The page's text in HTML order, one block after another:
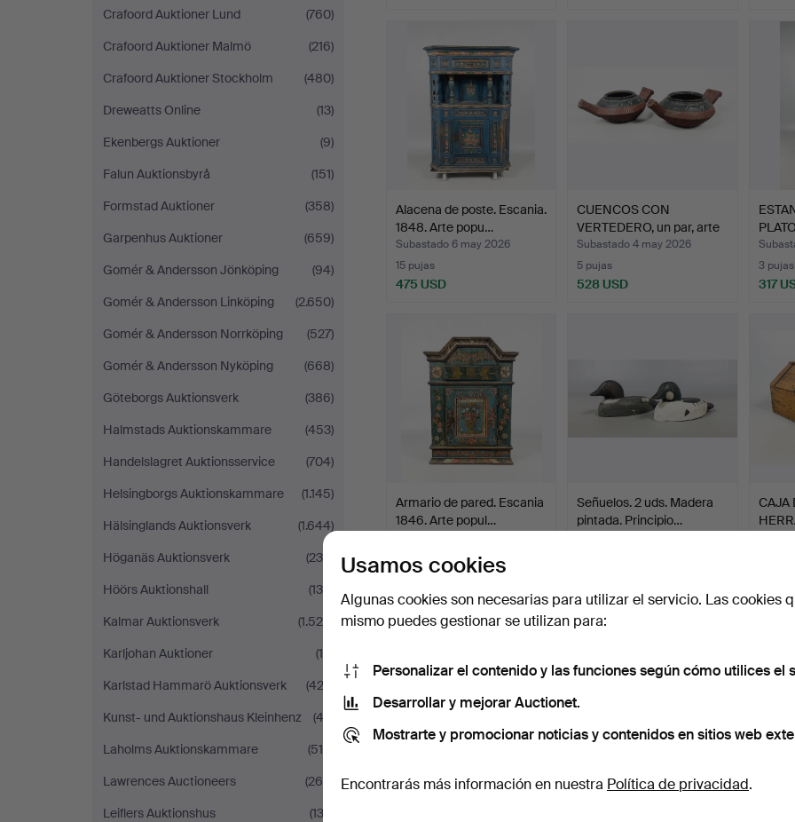
Crafoord Auktioner Lund
(760)
Crafoord Auktioner Malmö
(216)
Crafoord Auktioner Stockholm
(480)
Dreweatts Online
(13)
Ekenbergs Auktioner
(9)
Falun Auktionsbyrå
(151)
Formstad Auktioner
(358)
Garpenhus Auktioner
(659)
Gomér & Andersson Jönköping
(94)
Gomér & Andersson Linköping
(2.650)
Gomér & Andersson Norrköping
(527)
Gomér & Andersson Nyköping
(668)
Göteborgs Auktionsverk
(386)
Halmstads Auktionskammare
(453)
Handelslagret Auktionsservice
(704)
Helsingborgs Auktionskammare
(1.145)
Hälsinglands Auktionsverk
(1.644)
Höganäs Auktionsverk
(235)
Höörs Auktionshall
(130)
Kalmar Auktionsverk
(1.528)
Karljohan Auktioner
(16)
Karlstad Hammarö Auktionsverk
(422)
Kunst- und Auktionshaus Kleinhenz
(43)
Laholms Auktionskammare
(515)
Lawrences Auctioneers
(269)
Leiflers Auktionshus
(133)
Alacena de poste. Escania.
1848. Arte popu…
Subastado 6 may 2026
15 pujas
475 USD
CUENCOS CON
VERTEDERO, un par, arte
popula…
Subastado 4 may 2026
5 pujas
528 USD
3 pujas
317
Armario de pared. Escania
1846. Arte popul…
43 pujas
3.374 USD
Señuelos. 2 uds. Madera
pintada. Principio…
CAJA
CESTA, arte popular,
Usamos cookies
Algunas cookies son necesarias para utilizar el servicio. Las cookies
mismo puedes gestionar se utilizan para:
Personalizar el contenido y las funciones según cómo utilices el
Desarrollar y mejorar Auctionet.
Mostrarte y promocionar noticias y contenidos en sitios web
Encontrarás más información en nuestra Política de privacidad.